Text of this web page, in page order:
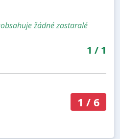
žádné zastaralé
1 / 1
1 / 6